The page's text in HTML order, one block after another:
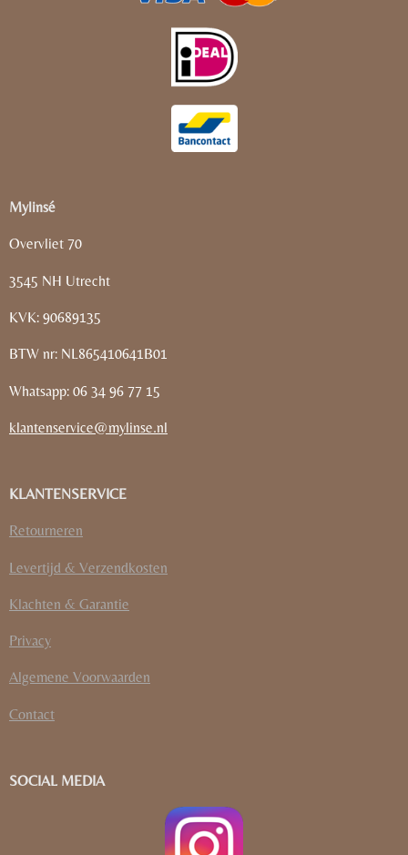
Mylinsé
Overvliet 70
3545 NH Utrecht
KVK: 90689135
BTW nr: NL865410641B01
Whatsapp: 06 34 96 77 15
klantenservice@mylinse.nl
KLANTENSERVICE
Retourneren
Levertijd & Verzendkosten
Klachten & Garantie
Privacy
Algemene Voorwaarden
Contact
SOCIAL MEDIA